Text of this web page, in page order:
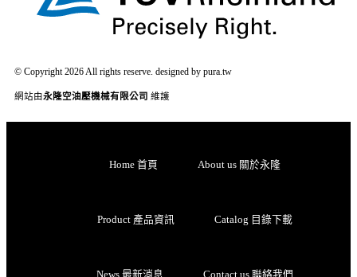
© Copyright 2026 All rights reserve. designed by pura.tw
網站由永隆空油壓機械有限公司 維護
Home 首頁 About us 關於永隆
Product 產品資訊 Catalog 目錄下載
News 最新消息 Contact us 聯絡我們